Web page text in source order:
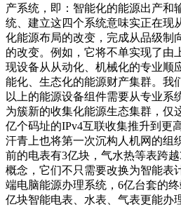
产系统，即：智能化的能源出产和
统、建立这四个系统意味实正在现
化能源布局的改变，完成从品级制
的改变。例如，它将不单实现了由
现设备从从动化、机械化的专业顺
能化、生态化的能源财产集群。我
以上的能源设备组件需要从专业系
为簇新的收集化能源生态集群，仅
亿个码址的IPv4互联收集推升到更
汗青上也将第一次沉构人机网的组
前的电表有3亿块，气水热等表跨
概念，它们不只需要改换为智能表
端电脑能源办理系统，6亿台套的
亿块智能电表、水表、气表更能办